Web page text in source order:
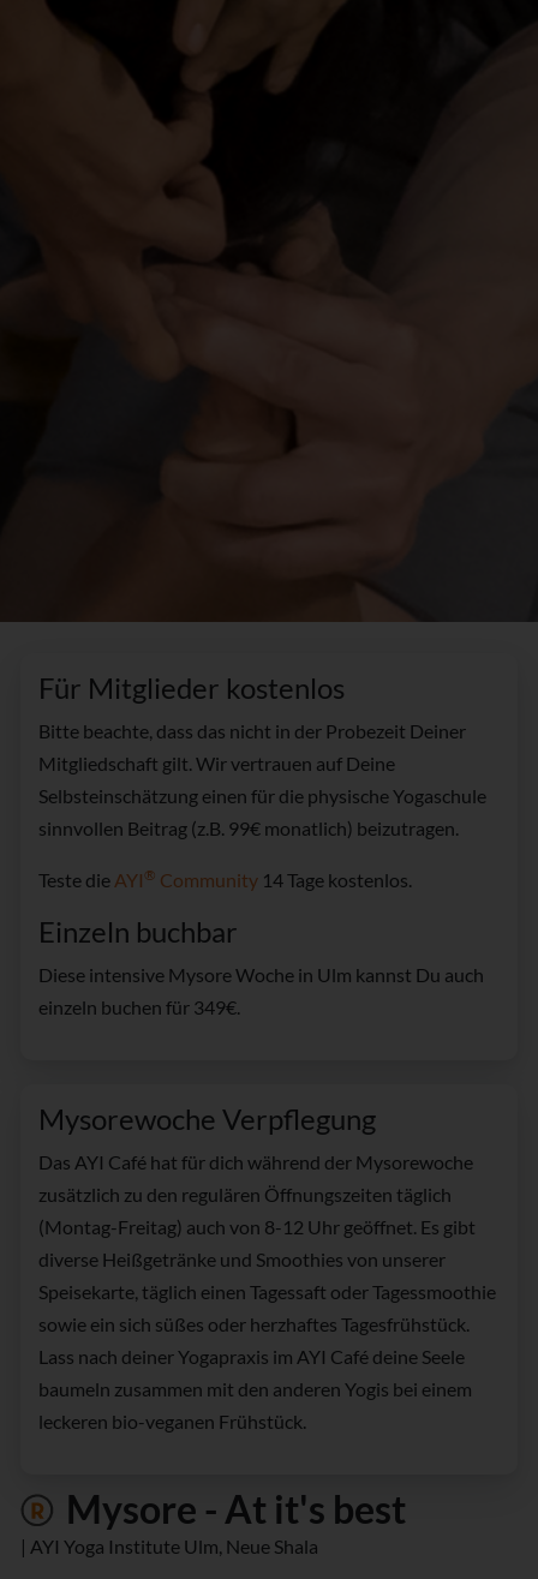
Für Mitglieder kostenlos
Bitte beachte, dass das nicht in der Probezeit Deiner
Mitgliedschaft gilt. Wir vertrauen auf Deine
Selbsteinschätzung einen für die physische Yogaschule
sinnvollen Beitrag (z.B. 99€ monatlich) beizutragen.
Teste die AYI ® Community 14 Tage kostenlos.
Einzeln buchbar
Diese intensive Mysore Woche in Ulm kannst Du auch
einzeln buchen für 349€.
Mysorewoche Verpflegung
Das AYI Café hat für dich während der Mysorewoche
zusätzlich zu den regulären Öffnungszeiten täglich
(Montag-Freitag) auch von 8-12 Uhr geöffnet. Es gibt
diverse Heißgetränke und Smoothies von unserer
Speisekarte, täglich einen Tagessaft oder Tagessmoothie
sowie ein sich süßes oder herzhaftes Tagesfrühstück.
Lass nach deiner Yogapraxis im AYI Café deine Seele
baumeln zusammen mit den anderen Yogis bei einem
leckeren bio-veganen Frühstück.
Mysore - At it's best
| AYI Yoga Institute Ulm, Neue Shala